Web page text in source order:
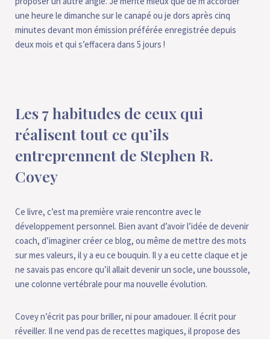
une heure le dimanche sur le canapé ou je dors après cinq
minutes devant mon émission préférée enregistrée depuis
deux mois et qui s’effacera dans 5 jours !
Les 7 habitudes de ceux qui
réalisent tout ce qu’ils
entreprennent de Stephen R.
Covey
Ce livre, c’est ma première vraie rencontre avec le
développement personnel. Bien avant d’avoir l’idée de devenir
coach, d’imaginer créer ce blog, ou même de mettre des mots
sur mes valeurs, il y a eu ce bouquin. Il y a eu cette claque et je
ne savais pas encore qu’il allait devenir un socle, une boussole,
une colonne vertébrale pour ma nouvelle évolution.
Covey n’écrit pas pour briller, ni pour amadouer. Il écrit pour
réveiller. Il ne vend pas de recettes magiques, il propose des